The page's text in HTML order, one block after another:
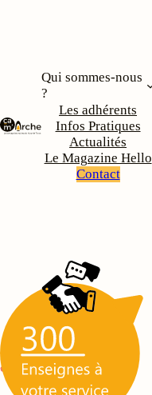
Qui sommes-nous
?
Les adhérents
Infos Pratiques
Actualités
Le Magazine Hello
Contact